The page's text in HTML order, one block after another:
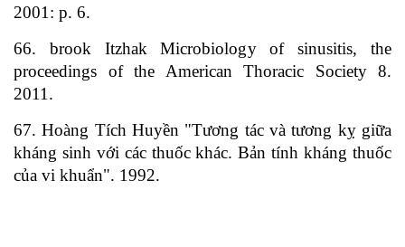
2001: p. 6.
66. brook Itzhak Microbiology of sinusitis, the
proceedings of the American Thoracic Society 8.
2011.
67. Hoàng Tích Huyền "Tương tác và tương kỵ giữa
kháng sinh với các thuốc khác. Bản tính kháng thuốc
của vi khuẩn". 1992.